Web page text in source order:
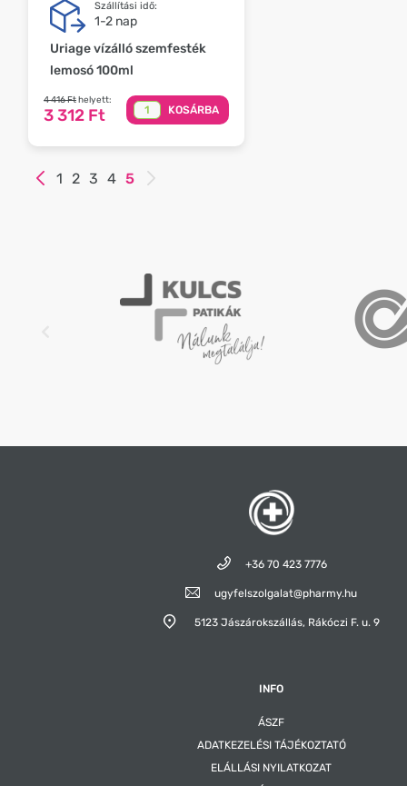
Szállítási idő:
1-2 nap
Uriage vízálló szemfesték
lemosó 100ml
4 416 Fthelyett:
3 312 Ft KOSÁRBA
1 2 3 4 5
+36 70 423 7776
ugyfelszolgalat@pharmy.hu
5123 Jászárokszállás, Rákóczi F. u. 9
INFO
ÁSZF
ADATKEZELÉSI TÁJÉKOZTATÓ
ELÁLLÁSI NYILATKOZAT